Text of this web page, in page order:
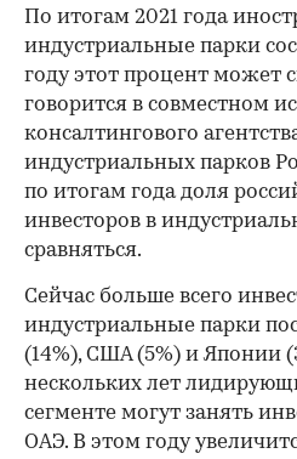
По итогам 2021 года
индустриальные парки
году этот процент может
говорится в совместном
консалтингового
индустриальных парков
по итогам года доля
инвесторов в
сравняться.
Сейчас больше всего
индустриальные парки
(14%), США (5%) и Японии
нескольких лет
сегменте могут занять
ОАЭ. В этом году